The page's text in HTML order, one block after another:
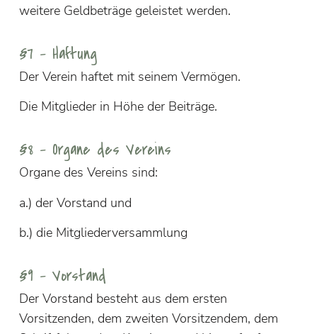
weitere Geldbeträge geleistet werden.
§7 – Haftung
Der Verein haftet mit seinem Vermögen.
Die Mitglieder in Höhe der Beiträge.
§8 – Organe des Vereins
Organe des Vereins sind:
a.) der Vorstand und
b.) die Mitgliederversammlung
§9 – Vorstand
Der Vorstand besteht aus dem ersten
Vorsitzenden, dem zweiten Vorsitzendem, dem